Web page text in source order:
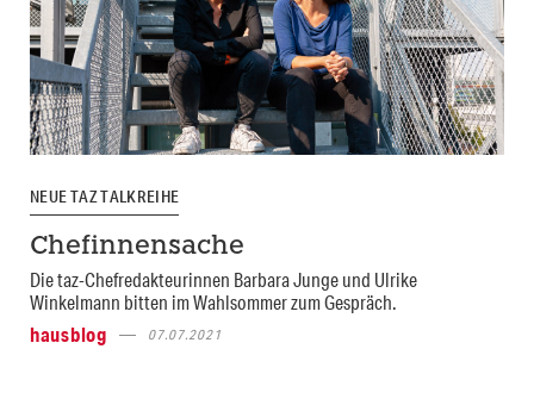
NEUE TAZ TALKREIHE
Chefinnensache
Die taz-Chefredakteurinnen Barbara Junge und Ulrike
Winkelmann bitten im Wahlsommer zum Gespräch.
hausblog
07.07.2021